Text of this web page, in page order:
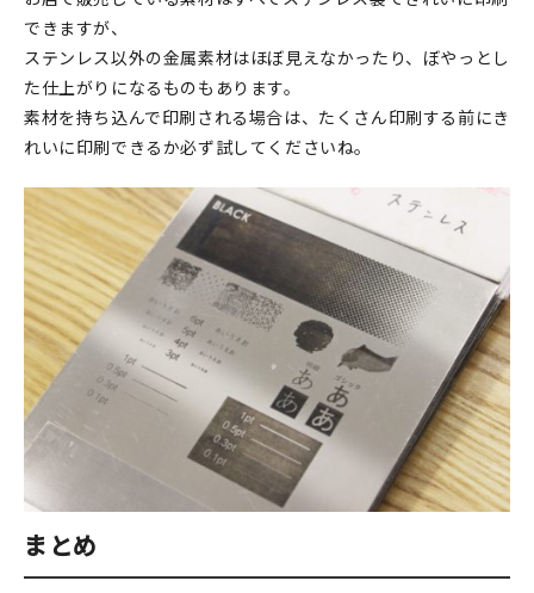
できますが、
ステンレス以外の金属素材はほぼ見えなかったり、ぼやっとし
た仕上がりになるものもあります。
素材を持ち込んで印刷される場合は、たくさん印刷する前にき
れいに印刷できるか必ず試してくださいね。
まとめ